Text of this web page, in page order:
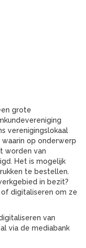
grote
verenigingslokaal
op onderwerp
worden van
Het is mogelijk
te bestellen.
in bezit?
digitaliseren om ze
van
via de mediabank